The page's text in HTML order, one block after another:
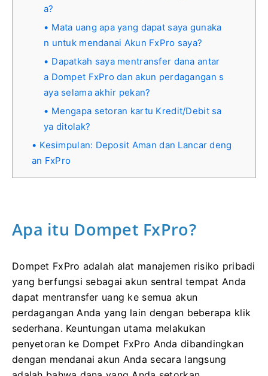
a?
Mata uang apa yang dapat saya gunaka
n untuk mendanai Akun FxPro saya?
Dapatkah saya mentransfer dana antar
a Dompet FxPro dan akun perdagangan s
aya selama akhir pekan?
Mengapa setoran kartu Kredit/Debit sa
ya ditolak?
Kesimpulan: Deposit Aman dan Lancar deng
an FxPro
Apa itu Dompet FxPro?
Dompet FxPro adalah alat manajemen risiko pribadi
yang berfungsi sebagai akun sentral tempat Anda
dapat mentransfer uang ke semua akun
perdagangan Anda yang lain dengan beberapa klik
sederhana. Keuntungan utama melakukan
penyetoran ke Dompet FxPro Anda dibandingkan
dengan mendanai akun Anda secara langsung